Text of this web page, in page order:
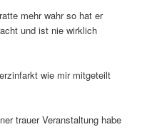
mehr wahr so hat er
und ist nie wirklich
wie mir mitgeteilt
trauer Veranstaltung habe